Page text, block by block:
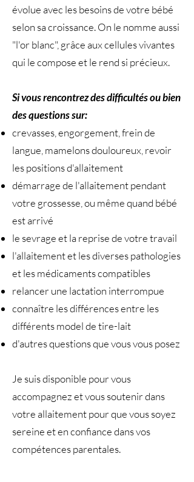
évolue avec les besoins de votre bébé
selon sa croissance. On le nomme aussi
"l'or blanc", grâce aux cellules vivantes
qui le compose et le rend si précieux.
Si vous rencontrez des difficultés ou bien
des questions sur:
crevasses, engorgement, frein de
langue, mamelons douloureux, revoir
les positions d'allaitement
démarrage de l'allaitement pendant
votre grossesse, ou même quand bébé
est arrivé
le sevrage et la reprise de votre travail
l'allaitement et les diverses pathologies
et les médicaments compatibles
relancer une lactation interrompue
connaître les différences entre les
différents model de tire-lait
d'autres questions que vous vous posez
Je suis disponible pour vous
accompagnez et vous soutenir dans
votre allaitement pour que vous soyez
sereine et en confiance dans vos
compétences parentales.